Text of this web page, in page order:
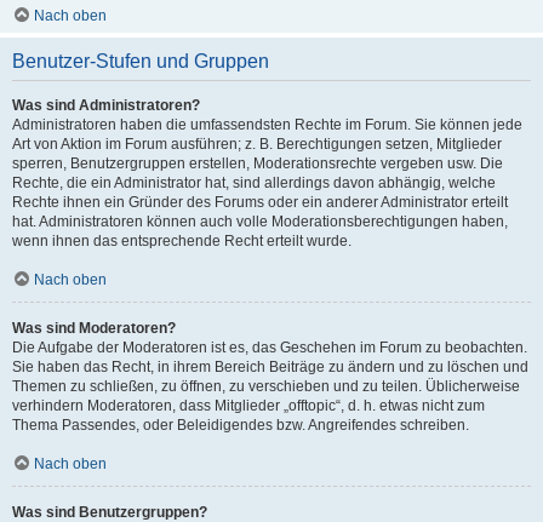
Nach oben
Benutzer-Stufen und Gruppen
Was sind Administratoren?
Administratoren haben die umfassendsten Rechte im Forum. Sie können jede
Art von Aktion im Forum ausführen; z. B. Berechtigungen setzen, Mitglieder
sperren, Benutzergruppen erstellen, Moderationsrechte vergeben usw. Die
Rechte, die ein Administrator hat, sind allerdings davon abhängig, welche
Rechte ihnen ein Gründer des Forums oder ein anderer Administrator erteilt
hat. Administratoren können auch volle Moderationsberechtigungen haben,
wenn ihnen das entsprechende Recht erteilt wurde.
Nach oben
Was sind Moderatoren?
Die Aufgabe der Moderatoren ist es, das Geschehen im Forum zu beobachten.
Sie haben das Recht, in ihrem Bereich Beiträge zu ändern und zu löschen und
Themen zu schließen, zu öffnen, zu verschieben und zu teilen. Üblicherweise
verhindern Moderatoren, dass Mitglieder „offtopic“, d. h. etwas nicht zum
Thema Passendes, oder Beleidigendes bzw. Angreifendes schreiben.
Nach oben
Was sind Benutzergruppen?